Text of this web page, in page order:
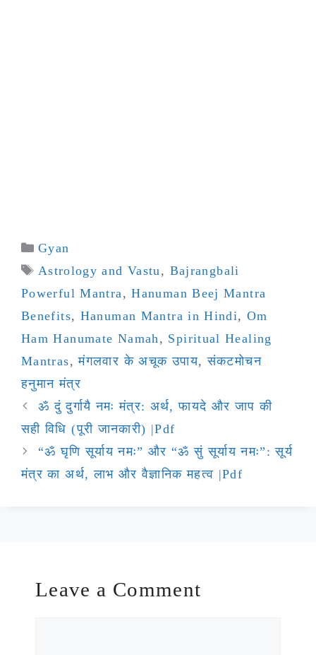
Categories
Gyan
Tags
Astrology and Vastu, Bajrangbali
Powerful Mantra,Hanuman Beej Mantra
Benefits, Hanuman Mantra in Hindi, Om
Ham Hanumate Namah, Spiritual Healing
Mantras,मंगलवार के अचूक उपाय,संकटमोचन
हनुमान मंत्र
ॐ दुं दुर्गायै नमः मंत्र: अर्थ, फायदे और जाप की
सही विधि (पूरी जानकारी) |Pdf
“ॐ घृणि सूर्याय नमः” और “ॐ सुं सूर्याय नमः”: सूर्य
मंत्र का अर्थ, लाभ और वैज्ञानिक महत्व |Pdf
Leave a Comment